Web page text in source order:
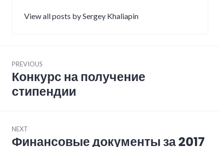
View all posts by Sergey Khaliapin
по
записям
PREVIOUS
Previous
post:
Конкурс на получение
стипендии
NEXT
Next
Финансовые документы за 2017